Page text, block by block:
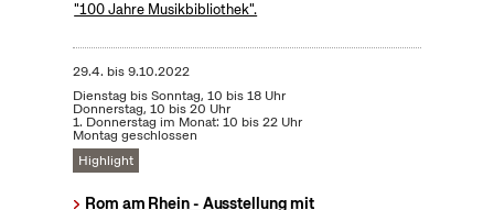
"100 Jahre Musikbibliothek".
29.4. bis9.10.2022
Dienstag bis Sonntag, 10 bis 18 Uhr
Donnerstag, 10 bis 20 Uhr
1. Donnerstag im Monat: 10 bis 22 Uhr
Montag geschlossen
Highlight
Rom am Rhein - Ausstellung mit